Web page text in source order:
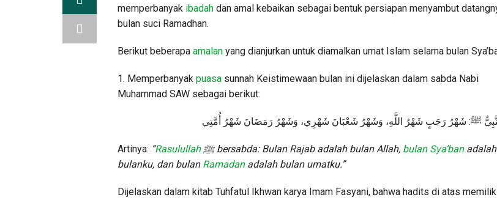
memperbanyak ibadah dan amal kebaikan sebagai bentuk persiapan menyambut
bulan suci Ramadhan.
Berikut beberapa amalan yang dianjurkan untuk diamalkan umat Islam selama bulan
1. Memperbanyak puasa sunnah Keistimewaan bulan ini dijelaskan dalam sabda Nabi
Muhammad SAW sebagai berikut:
ﷺ: شَهْرُ رَجَبٍ شَهْرُ اللَّهِ، وَشَهْرُ شَعْبَانَ شَهْرِي، وَشَهْرُ رَمَضَانَ شَهْرُ أُمَّتِي
Artinya: “Rasulullah ﷺbersabda: Bulan Rajab adalah bulan Allah, bulan Sya’banadalah
bulanku, dan bulan Ramadanadalah bulan umatku.”
Dijelaskan dalam kitab Tuhfatul Ikhwan karya Imam Fasyani, bahwa hadits di atas